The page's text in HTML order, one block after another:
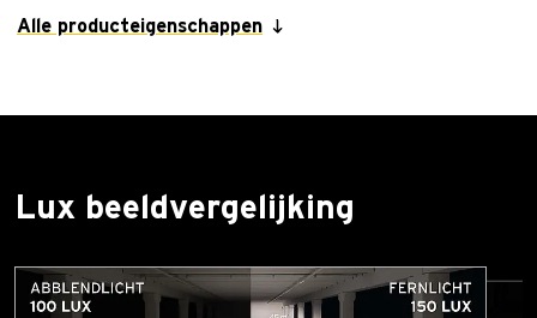
Alle producteigenschappen
Lux beeldvergelijking